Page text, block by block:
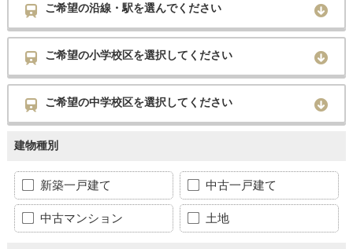
ご希望の沿線・駅を選んでください
ご希望の小学校区を選択してください
ご希望の中学校区を選択してください
建物種別
新築一戸建て 中古一戸建て
中古マンション 土地